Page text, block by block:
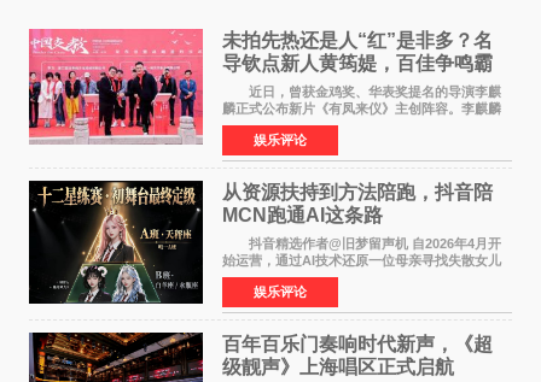
未拍先热还是人“红”是非多？名
导钦点新人黄筠媞，百佳争鸣霸
气回应
近日，曾获金鸡奖、华表奖提名的导演李麒
麟正式公布新片《有凤来仪》主创阵容。李麒麟
早年凭电影《华容道》获得金鸡奖、华表奖提
名，此后长期参与国内外电影制作，其担任制片
人参与的作品亦曾
娱乐评论
从资源扶持到方法陪跑，抖音陪
MCN跑通AI这条路
抖音精选作者@旧梦留声机 自2026年4月开
始运营，通过AI技术还原一位母亲寻找失散女儿
的故事，凭借强情感表达获得大量用户关注，发
布仅21小时便获得超1亿曝光、超1000万互动。
此后，账号持续沿
娱乐评论
百年百乐门奏响时代新声，《超
级靓声》上海唱区正式启航